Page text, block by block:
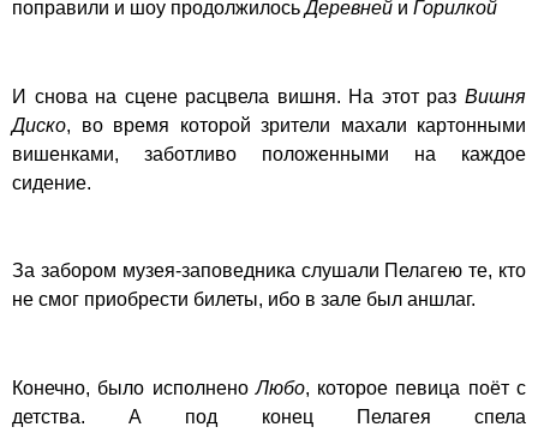
поправили и шоу продолжилосьДеревней и Горилкой
И снова на сцене расцвела вишня. На этот раз Вишня
Диско, во время которой зрители махали картонными
вишенками, заботливо положенными на каждое
сидение.
За забором музея-заповедника слушали Пелагею те, кто
не смог приобрести билеты, ибо в зале был аншлаг.
Конечно, было исполненоЛюбо, которое певица поёт с
детства. А под конец Пелагея спела